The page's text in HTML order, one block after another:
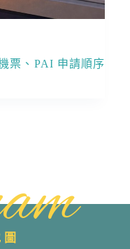
票、PAI 申請順序